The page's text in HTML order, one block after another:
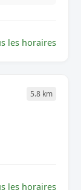
les horaires
5.8 km
les horaires